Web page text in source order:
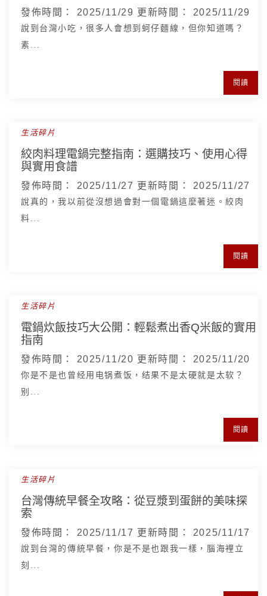
發佈時間： 2025/11/29 更新時間： 2025/11/29
說到台灣小吃，很多人會想到蚵仔麵線，但你知道嗎？
素...
閱讀
生活碎片
絞肉料理電鍋完整指南：選購技巧、使用心得
與實用食譜
發佈時間： 2025/11/27 更新時間： 2025/11/27
說真的，我以前從沒想過會對一個電鍋這麼著迷。絞肉
料...
閱讀
生活碎片
電鍋炊飯技巧大公開：輕鬆煮出香Q米飯的實用
指南
發佈時間： 2025/11/20 更新時間： 2025/11/20
你是不是也曾经用电锅煮饭，结果不是太硬就是太软？
别...
閱讀
生活碎片
台灣傳統早餐全攻略：從豆漿到蛋餅的美味探
索
發佈時間： 2025/11/17 更新時間： 2025/11/17
說到台灣的傳統早餐，你是不是也跟我一樣，腦海裡立
刻...